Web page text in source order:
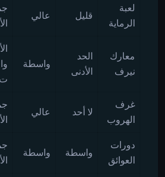
لعبة
الرماية
قليل عالي
معارك
نيرف
الحد
الأدنى
واسطة
ت
غرف
الهروب
لا أحد عالي
دورات
العوائق
واسطة واسطة